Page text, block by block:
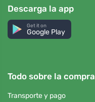
Descarga la app
Get it on
Google Play
Todo sobre la compra
Transporte y pago